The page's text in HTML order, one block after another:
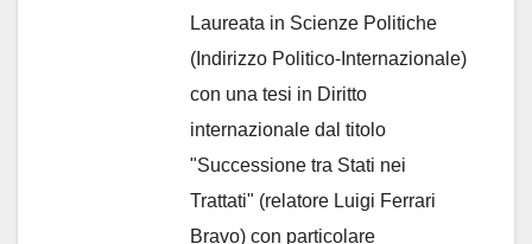
Laureata in Scienze Politiche
(Indirizzo Politico-Internazionale)
con una tesi in Diritto
internazionale dal titolo
"Successione tra Stati nei
Trattati" (relatore Luigi Ferrari
Bravo) con particolare